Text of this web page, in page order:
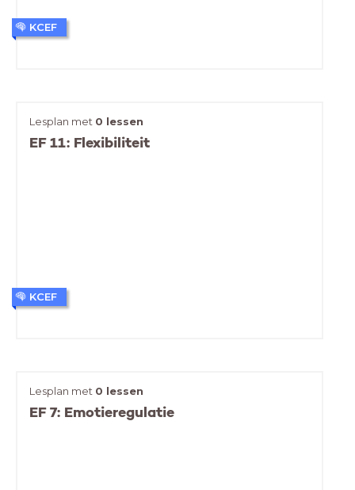
KCEF
Lesplan met 0 lessen
EF 11: Flexibiliteit
KCEF
Lesplan met 0 lessen
EF 7: Emotieregulatie